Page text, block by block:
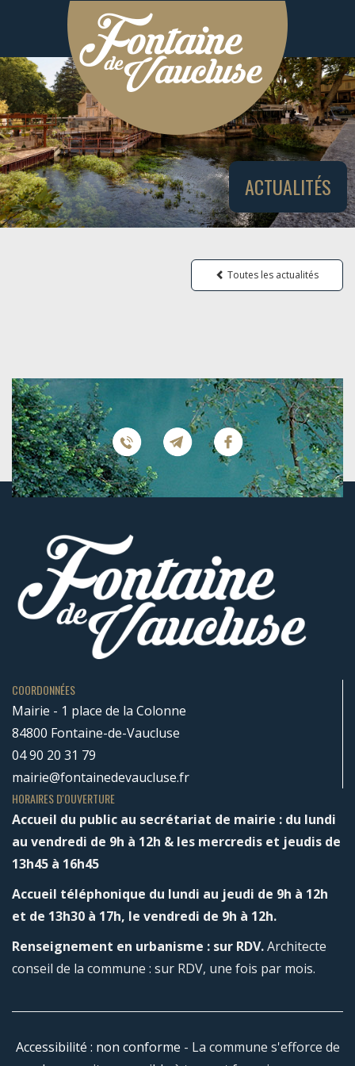
ACTUALITÉS
Toutes les actualités
COORDONNÉES
Mairie - 1 place de la Colonne
84800 Fontaine-de-Vaucluse
04 90 20 31 79
mairie@fontainedevaucluse.fr
HORAIRES D'OUVERTURE
Accueil du public au secrétariat de mairie : du lundi
au vendredi de 9h à 12h & les mercredis et jeudis de
13h45 à 16h45
Accueil téléphonique du lundi au jeudi de 9h à 12h
et de 13h30 à 17h, le vendredi de 9h à 12h.
Renseignement en urbanisme : sur RDV.Architecte
conseil de la commune : sur RDV, une fois par mois.
Accessibilité : non conforme - La commune s'efforce de